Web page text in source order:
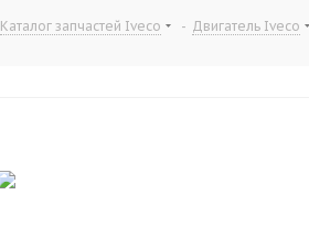
Каталог запчастей Iveco - Двигатель Iveco